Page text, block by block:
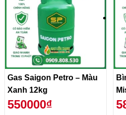
Gas Saigon Petro – Màu
Xanh 12kg
550000₫